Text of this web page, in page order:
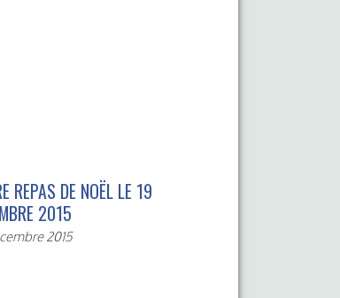
REPAS DE NOËL LE 19
2015
2015